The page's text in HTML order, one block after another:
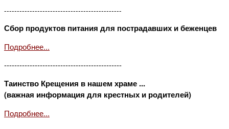
----------------------------------------------
Сбор продуктов питания для пострадавших и беженцев
Подробнее...
----------------------------------------------
Таинство Крещения в нашем храме ...
(важная информация для крестных и родителей)
Подробнее...